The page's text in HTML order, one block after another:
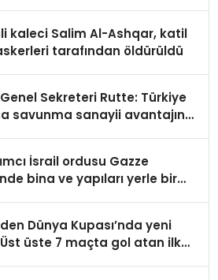
kaleci Salim Al-Ashqar, katil
tarafından öldürüldü
Genel Sekreteri Rutte: Türkiye
savunma sanayii avantajına
İsrail ordusu Gazze
bina ve yapıları yerle bir
Dünya Kupası’nda yeni
üste 7 maçta gol atan ilk